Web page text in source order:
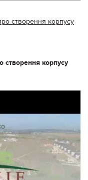
створення корпусу